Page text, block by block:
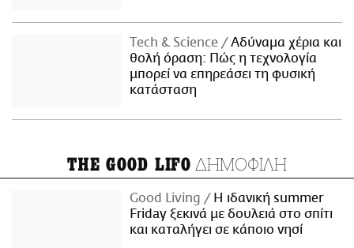
Τech & Science
Αδύναμα χέρια και
θολή όραση: Πώς η τεχνολογία
μπορεί να επηρεάσει τη φυσική
κατάσταση
THE GOOD LIFO ΔΗΜΟΦΙΛΗ
Good Living
Η ιδανική summer
Friday ξεκινά με δουλειά στο σπίτι
και καταλήγει σε κάποιο νησί